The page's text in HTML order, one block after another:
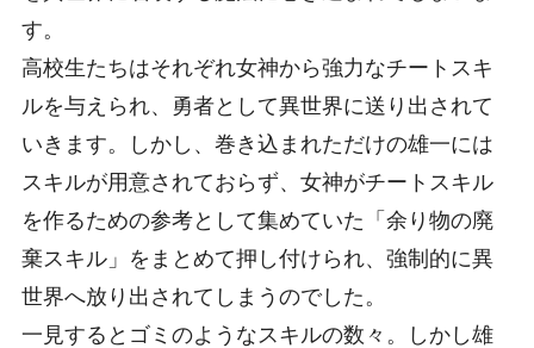
す。
高校生たちはそれぞれ女神から強力なチートスキ
ルを与えられ、勇者として異世界に送り出されて
いきます。しかし、巻き込まれただけの雄一には
スキルが用意されておらず、女神がチートスキル
を作るための参考として集めていた「余り物の廃
棄スキル」をまとめて押し付けられ、強制的に異
世界へ放り出されてしまうのでした。
一見するとゴミのようなスキルの数々。しかし雄